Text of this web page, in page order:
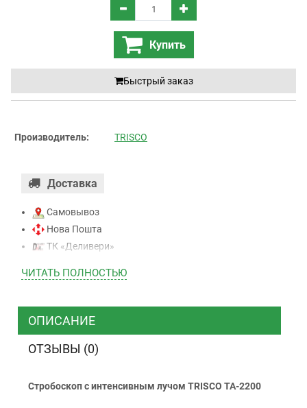
Купить
Быстрый заказ
Производитель: TRISCO
Доставка
Самовывоз
Нова Пошта
ТК «Деливери»
ТК “Justin”
ТК ”УкрПочта”
Наличными
ЧИТАТЬ ПОЛНОСТЬЮ
ОПИСАНИЕ
ОТЗЫВЫ (0)
Стробоскоп с интенсивным лучом TRISCO TA-2200